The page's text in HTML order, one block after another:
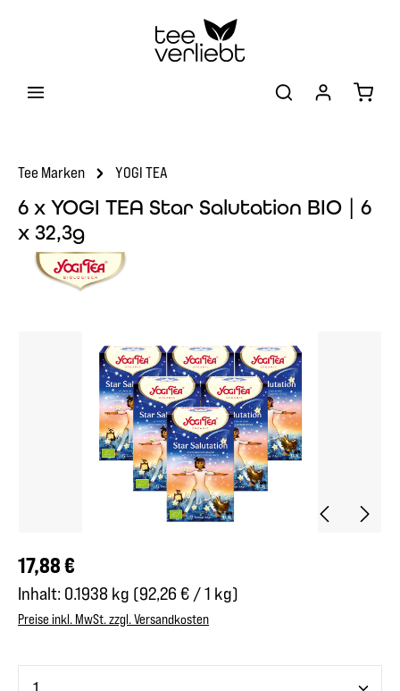
Tee Marken YOGI TEA
6 x YOGI TEA Star Salutation BIO | 6
x 32,3g
Bildergalerie überspringen
Regulärer Preis:
17,88 €
Inhalt: 0.1938 kg (92,26 € / 1 kg)
Preise inkl. MwSt. zzgl. Versandkosten